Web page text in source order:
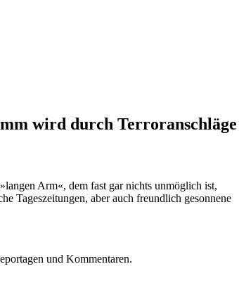
wird durch Terroranschläge
Arm«, dem fast gar nichts unmöglich ist,
Tageszeitungen, aber auch freundlich gesonnene
und Kommentaren.